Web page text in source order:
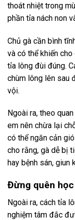
thoát nhiệt trong
phần tỉa nách non
Chủ gà cần bình
và có thể khiến
tỉa lông đùi đúng.
chùm lông lên sau
vội.
Ngoài ra, theo
em nên chừa lại
có thể ngăn cản
cho rằng, gà dễ bị
hay bệnh sán, giun
Đừng quên
Ngoài ra, cách tỉa
nghiệm tâm đắc